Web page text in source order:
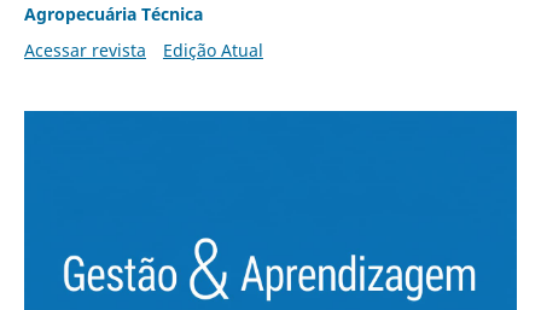
Agropecuária Técnica
Acessar revista
Edição Atual